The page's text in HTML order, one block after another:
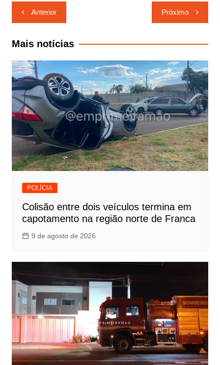
Navegação
de
Post
Anterior Próximo
Mais notícias
POLÍCIA
Colisão entre dois veículos termina em
capotamento na região norte de Franca
9 de agosto de 2026